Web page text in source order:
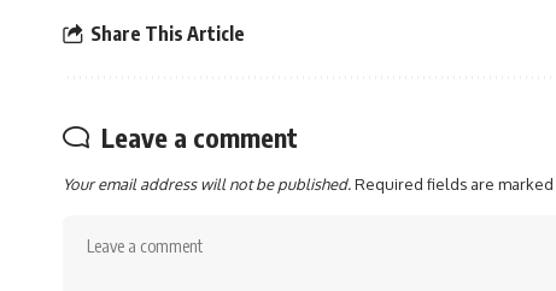
Share This Article
Leave a comment
Your email address will not be published.Required fields are marked